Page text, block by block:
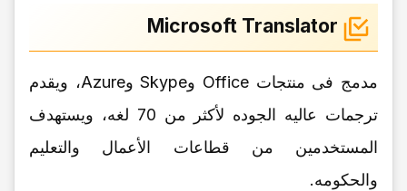
Microsoft Translator
مدمج فی منتجات Office وSkype وAzure، ویقدم
ترجمات عالیه الجوده لأکثر من 70 لغه، ویستهدف
المستخدمین من قطاعات الأعمال والتعلیم
والحکومه.